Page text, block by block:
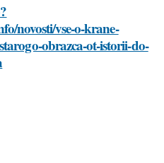
novosti/vse-o-krane-
obrazca-ot-istorii-do-